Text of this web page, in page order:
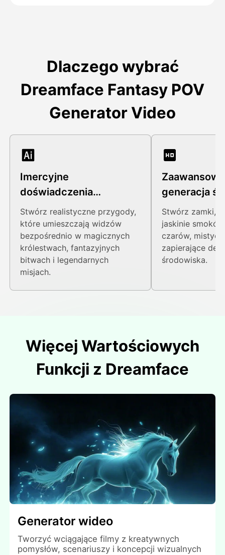
Dlaczego wybrać
Dreamface Fantasy POV
Generator Video
Imercyjne
doświadczenia
wyobraźni w pierwszej
osobie
Stwórz realistyczne przygody,
które umieszczają widzów
bezpośrednio w magicznych
królestwach, fantazyjnych
bitwach i legendarnych
misjach.
generacja
fantasy
Stwórz zamki,
jaskinie
czarów,
zapierające
środowiska.
Więcej Wartościowych
Funkcji z Dreamface
Generator wideo
Tworzyć wciągające filmy z kreatywnych
pomysłów, scenariuszy i koncepcji wizualnych